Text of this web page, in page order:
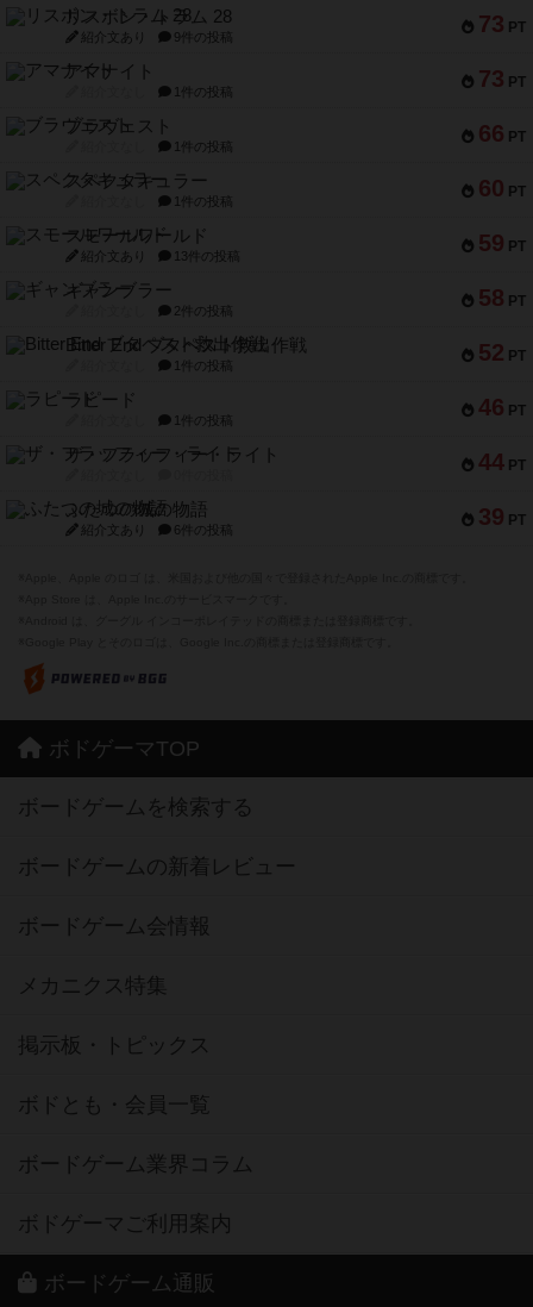
73 PT
リスボン・トラム 28
紹介文あり 9件の投稿
73 PT
アマナイト
1件の投稿
66 PT
ブラヴェスト
1件の投稿
60 PT
スペクタキュラー
1件の投稿
59 PT
スモールワールド
紹介文あり 13件の投稿
58 PT
ギャンブラー
2件の投稿
52 PT
Bitter End ブタペスト救出作戦
1件の投稿
46 PT
ラピード
1件の投稿
44 PT
ザ・フラッフィー・ライト
39 PT
ふたつの城の物語
紹介文あり 6件の投稿
ボドゲーマTOP
ボードゲームを検索する
ボードゲームの新着レビュー
ボードゲーム会情報
メカニクス特集
掲示板・トピックス
ボドとも・会員一覧
ボードゲーム業界コラム
ボドゲーマご利用案内
ボードゲーム通販